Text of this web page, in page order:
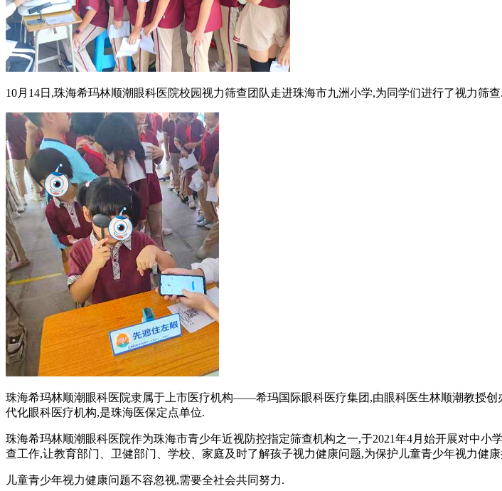
10月14日,珠海希玛林顺潮眼科医院校园视力筛查团队走进珠海市九洲小学,为同学们进行了视力筛查.
珠海希玛林顺潮眼科医院隶属于上市医疗机构——希玛国际眼科医疗集团,由眼科医生林顺潮教授
代化眼科医疗机构,是珠海医保定点单位.
珠海希玛林顺潮眼科医院作为珠海市青少年近视防控指定筛查机构之一,于2021年4月始开展对中
查工作,让教育部门、卫健部门、学校、家庭及时了解孩子视力健康问题,为保护儿童青少年视力健
儿童青少年视力健康问题不容忽视,需要全社会共同努力.